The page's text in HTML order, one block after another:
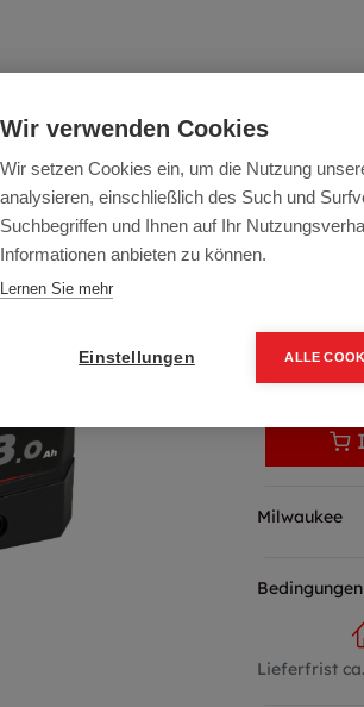
160,00
Milwaukee
Lieferfrist
Wir verwenden Cookies
Wir setzen Cookies ein, um die Nutzung
analysieren, einschließlich des Such und
Suchbegriffen und Ihnen auf Ihr
Informationen anbieten zu können.
Lernen Sie mehr
Einstellungen ALLE